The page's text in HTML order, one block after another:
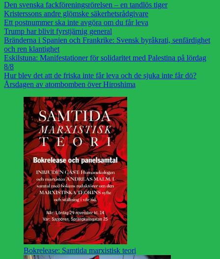
Den svenska fackföreningsrörelsen – en tandlös tiger
Kristerssons andre glömske säkerhetsrådgivare
Ett postnummer ska inte avgöra om du får leva
Trump har blivit fyrstjärnig general
Bränderna i Spanien och Frankrike: Svensk byråkrati, senfärdighet
och ren klantighet
Eskilstuna: Manifestationer för solidaritet med Palestina på lördag
8/8
Hur blev det att de friska inte får leva och de sjuka inte får dö?
Årsdagen av atombomben över Hiroshima
Bokrelease: Samtida marxistisk teori